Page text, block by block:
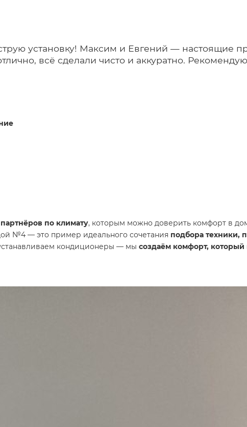
установку! Максим и Евгений — настоящие
всё сделали чисто и аккуратно.
по климату, которым можно доверить комфорт в
№4 — это пример идеального сочетания подбора техники,
кондиционеры — мы создаём комфорт,